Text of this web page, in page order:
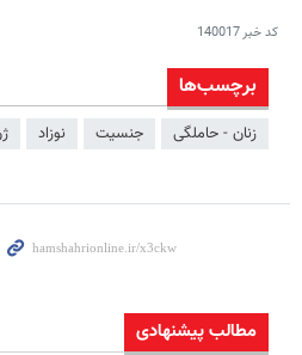
کد خبر140017
برچسب‌ها
زنان - حاملگی جنسیت نوزاد
مطالب پیشنهادی